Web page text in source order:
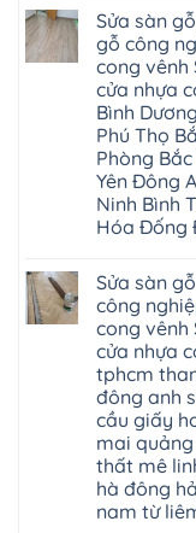
Hà
Nội
báo
giá
Dịch
vụ
sửa
chữa
Sửa
sàn
nhựa
giả
gỗ
hèm
khóa
4mm
6mm
8mm
10mm
12mm
tại
nhà
Ziccos
Flortex
Wilson
black
Hobi
wood
Glotex
Kosmos
Hobi
bình
luận
ở
Sửa
chữa
sàn
nhựa
giả
gỗ
tại
Hà
Nội
báo
giá
sửa
chữa
Sửa
sàn
nhựa
giả
gỗ
hèm
khóa
giá
rẻ
4mm
6mm
8mm
10mm
12mm
chịu
Sửa sàn
gỗ công
cong vênh
cửa nhựa
Bình
Phú Thọ
Phòng
Yên Đông
Ninh Bình
Hóa Đống
bình
luận
ở
Sửa
sàn
gỗ
bị
ngấm
nước
tại
Hà
Nội
Sửa
sàn
công
Sửa sàn
công
cong vênh
cửa nhựa
tphcm
đông anh
cầu giấy
mai
thất mê
hà đông
nam từ